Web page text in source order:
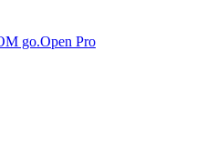
go.Open Pro